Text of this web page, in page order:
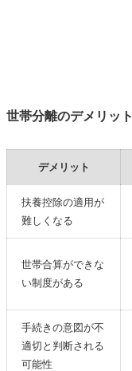
世帯分離のデメリット
デメリット
扶養控除の適用が
難しくなる
世帯合算ができな
い制度がある
手続きの意図が不
適切と判断される
可能性